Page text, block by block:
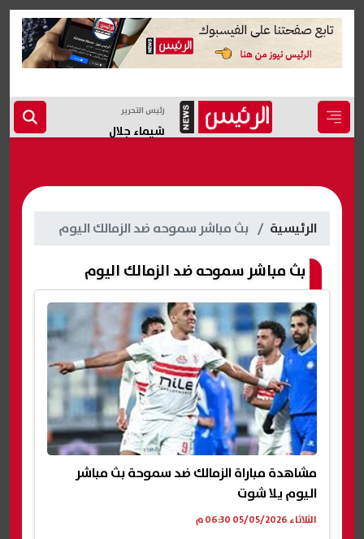
رئيس التحرير
شيماء جلال
الرئيسية بث مباشر سموحه ضد الزمالك اليوم
بث مباشر سموحه ضد الزمالك اليوم
مشاهدة مباراة الزمالك ضد سموحة بث مباشر
اليوم يلا شوت
الثلاثاء 05/05/2026 06:30 م